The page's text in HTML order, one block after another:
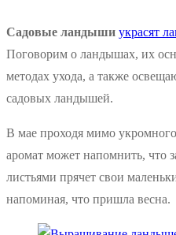
Садовые ландыши украсят
Поговорим о ландышах, их
методах ухода, а также
садовых ландышей.
В мае проходя мимо
аромат может напомнить, что
листьями прячет свои
напоминая, что пришла весна.